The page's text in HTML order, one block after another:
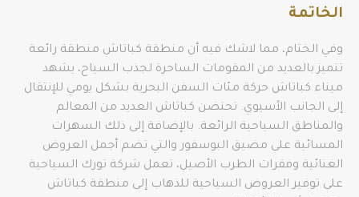
الخاتمة
وفي الختام، مما لاشك فيه أن منطقة كباتاش منطقة رائعة
تتميز بالعديد من المقومات الساحرة لجذب السياح، يشهد
ميناء كباتاش حركة مئات السفن البحرية بشكل يومي للإنتقال
إلى الجانب الأسيوي. تحتضن كباتاش العديد من المعالم
والمناطق السياحية الرائعة. بالإضافة إلى ذلك السهرات
المسائية على مضيق البوسفور والتي تضم أجمل العروض
الغنائية وفقرات الطرب الأصيل، تعمل شركة تورك السياحية
على توفير العروض السياحية للذهاب إلى منطقة كباتاش